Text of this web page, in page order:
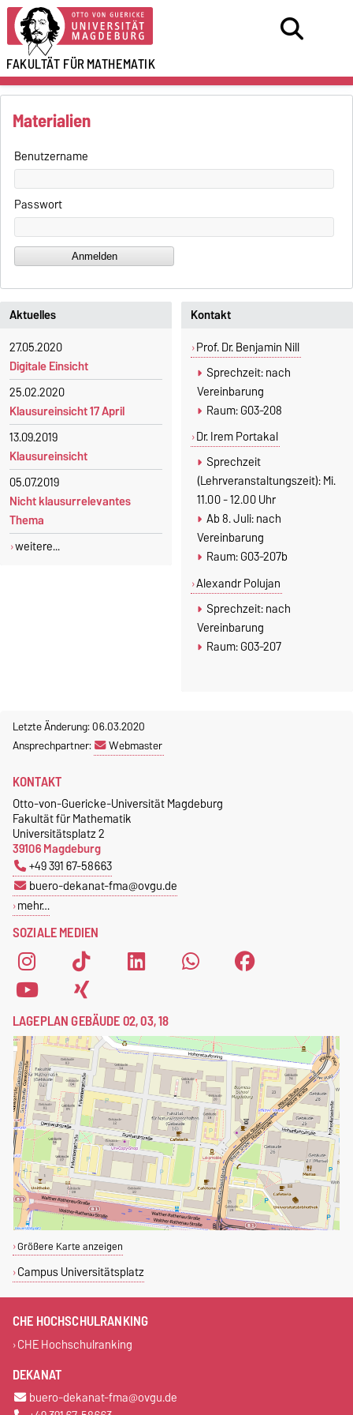
FAKULTÄT FÜRMATHEMATIK
Materialien
Benutzername
Passwort
Kontakt
Prof. Dr. Benjamin Nill
Sprechzeit: nach
Vereinbarung
Raum: G03-208
Dr. Irem Portakal
Sprechzeit
(Lehrveranstaltungszeit): Mi.
11.00 - 12.00 Uhr
Ab 8. Juli: nach
Vereinbarung
Raum: G03-207b
Alexandr Polujan
Sprechzeit: nach
Vereinbarung
Raum: G03-207
Aktuelles
27.05.2020
Digitale Einsicht
25.02.2020
Klausureinsicht 17 April
13.09.2019
Klausureinsicht
05.07.2019
Nicht klausurrelevantes
Thema
weitere...
Letzte Änderung: 06.03.2020
Ansprechpartner:
Webmaster
SOZIALE MEDIEN
KONTAKT
Otto-von-Guericke-Universität Magdeburg
Fakultät für Mathematik
Universitätsplatz 2
39106 Magdeburg
+49 391 67-58663
buero-dekanat-fma@ovgu.de
mehr…
LAGEPLAN GEBÄUDE 02, 03, 18
Größere Karte anzeigen
Campus Universitätsplatz
CHE HOCHSCHULRANKING
CHE Hochschulranking
DEKANAT
buero-dekanat-fma@ovgu.de